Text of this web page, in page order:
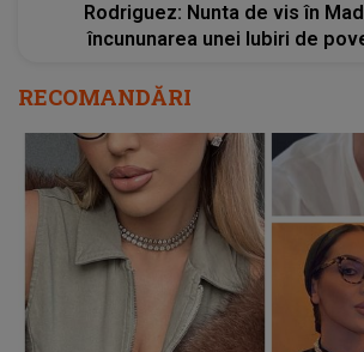
Rodriguez: Nunta de vis în
încununarea unei Iubiri de
RECOMANDĂRI